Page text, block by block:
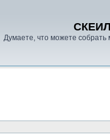
Думаете, что можете